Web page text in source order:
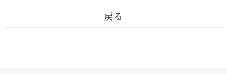
戻る